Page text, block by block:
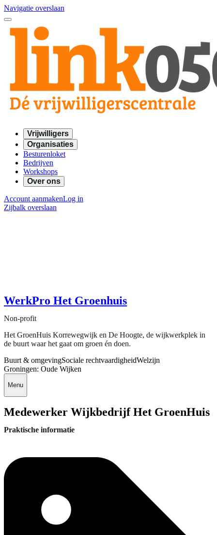
Navigatie overslaan
Vrijwilligers
Organisaties
Besturenloket
Bedrijven
Workshops
Over ons
Account aanmakenLog in
Zijbalk overslaan
WerkPro Het Groenhuis
Non-profit
Het GroenHuis Korrewegwijk en De Hoogte, de wijkwerkplek in
de buurt waar het gaat om groen én doen.
Buurt & omgevingSociale rechtvaardigheidWelzijn
Groningen: Oude Wijken
Menu
Medewerker Wijkbedrijf Het GroenHuis
Praktische informatie